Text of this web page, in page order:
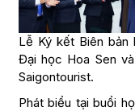
Lễ Ký kết Biên bản
Đại học Hoa Sen
Saigontourist.
Phát biểu tại buổi